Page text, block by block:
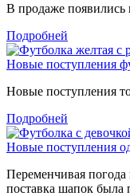
В продаже появились
Подробней
Новые поступления
Новые поступления
Подробней
Новые поступления
Переменчивая
поставка шапок была